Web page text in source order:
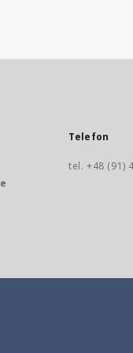
Telefon
tel. +48 (91)